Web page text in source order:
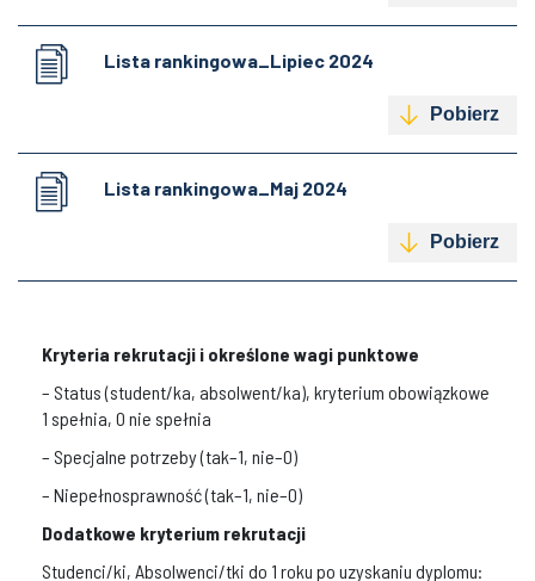
Lista rankingowa_Lipiec 2024
Pobierz
Lista rankingowa_Maj 2024
Pobierz
Kryteria rekrutacji i określone wagi punktowe
– Status (student/ka, absolwent/ka), kryterium obowiązkowe
1 spełnia, 0 nie spełnia
– Specjalne potrzeby (tak–1, nie–0)
– Niepełnosprawność (tak–1, nie–0)
Dodatkowe kryterium rekrutacji
Studenci/ki, Absolwenci/tki do 1 roku po uzyskaniu dyplomu: